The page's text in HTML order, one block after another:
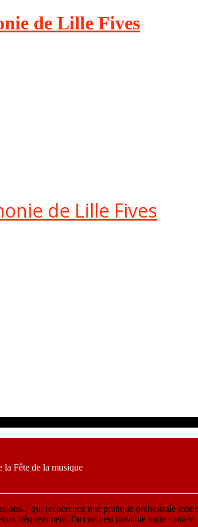
Fête de la musique
qui recherchez une pratique orchestrale
fréquemment, l'accueil est possible toute l'année.